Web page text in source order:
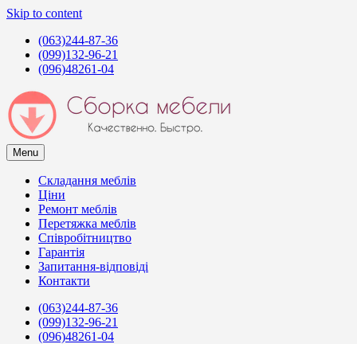
Skip to content
(063)244-87-36
(099)132-96-21
(096)48261-04
Сборка мебели в Киеве
Услуги сборщиков мебели в Киеве
Menu
Складання меблів
Ціни
Ремонт меблів
Перетяжка меблів
Співробітництво
Гарантія
Запитання-відповіді
Контакти
(063)244-87-36
(099)132-96-21
(096)48261-04